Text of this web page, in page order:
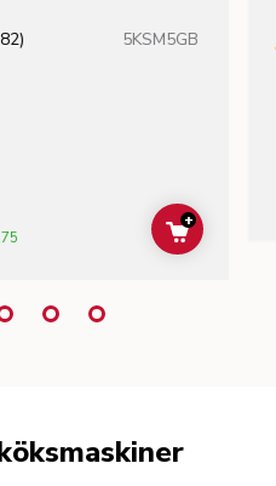
5KSM5GB
ADD TO
+